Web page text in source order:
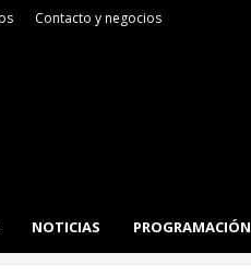
Contacto y negocios
NOTICIAS PROGRAMACIÓN